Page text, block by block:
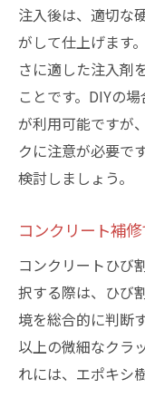
注入後は、適切な
がして仕上げます
さに適した注入剤
ことです。DIYの
が利用可能ですが
クに注意が必要で
検討しましょう。
コンクリート補
コンクリートひび
択する際は、ひび
境を総合的に判断
以上の微細なクラ
れには、エポキシ